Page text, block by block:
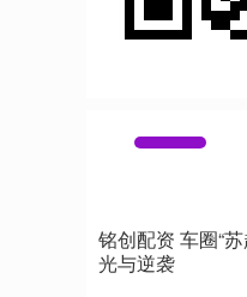
铭创配资 车圈“
光与逆袭